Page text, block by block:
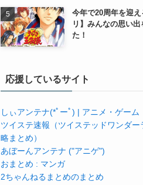
今年で20周年を迎
リ】みんなの思い
た！
応援しているサイト
しぃアンテナ(*ﾟーﾟ) | アニメ・ゲーム
ツイステ速報（ツイステッドワンダー
略まとめ）
あぼーんアンテナ ("アニゲ")
おまとめ : マンガ
2ちゃんねるまとめのまとめ